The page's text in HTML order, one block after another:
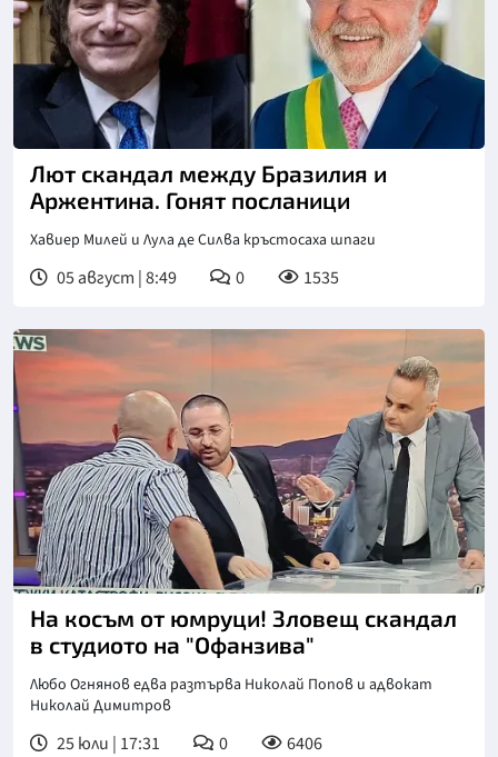
Лют скандал между Бразилия и
Аржентина. Гонят посланици
Хавиер Милей и Лула де Силва кръстосаха шпаги
05 август | 8:49 0 1535
На косъм от юмруци! Зловещ скандал
в студиото на "Офанзива"
Любо Огнянов едва разтърва Николай Попов и адвокат
Николай Димитров
25 юли | 17:31 0 6406